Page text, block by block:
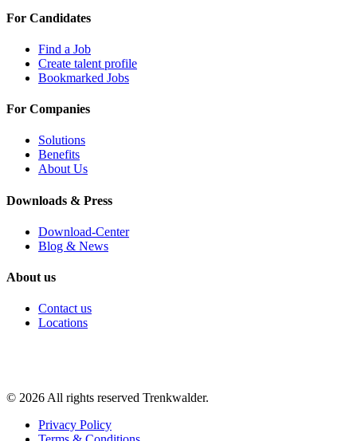
For Candidates
Find a Job
Create talent profile
Bookmarked Jobs
For Companies
Solutions
Benefits
About Us
Downloads & Press
Download-Center
Blog & News
About us
Contact us
Locations
© 2026 All rights reserved Trenkwalder.
Privacy Policy